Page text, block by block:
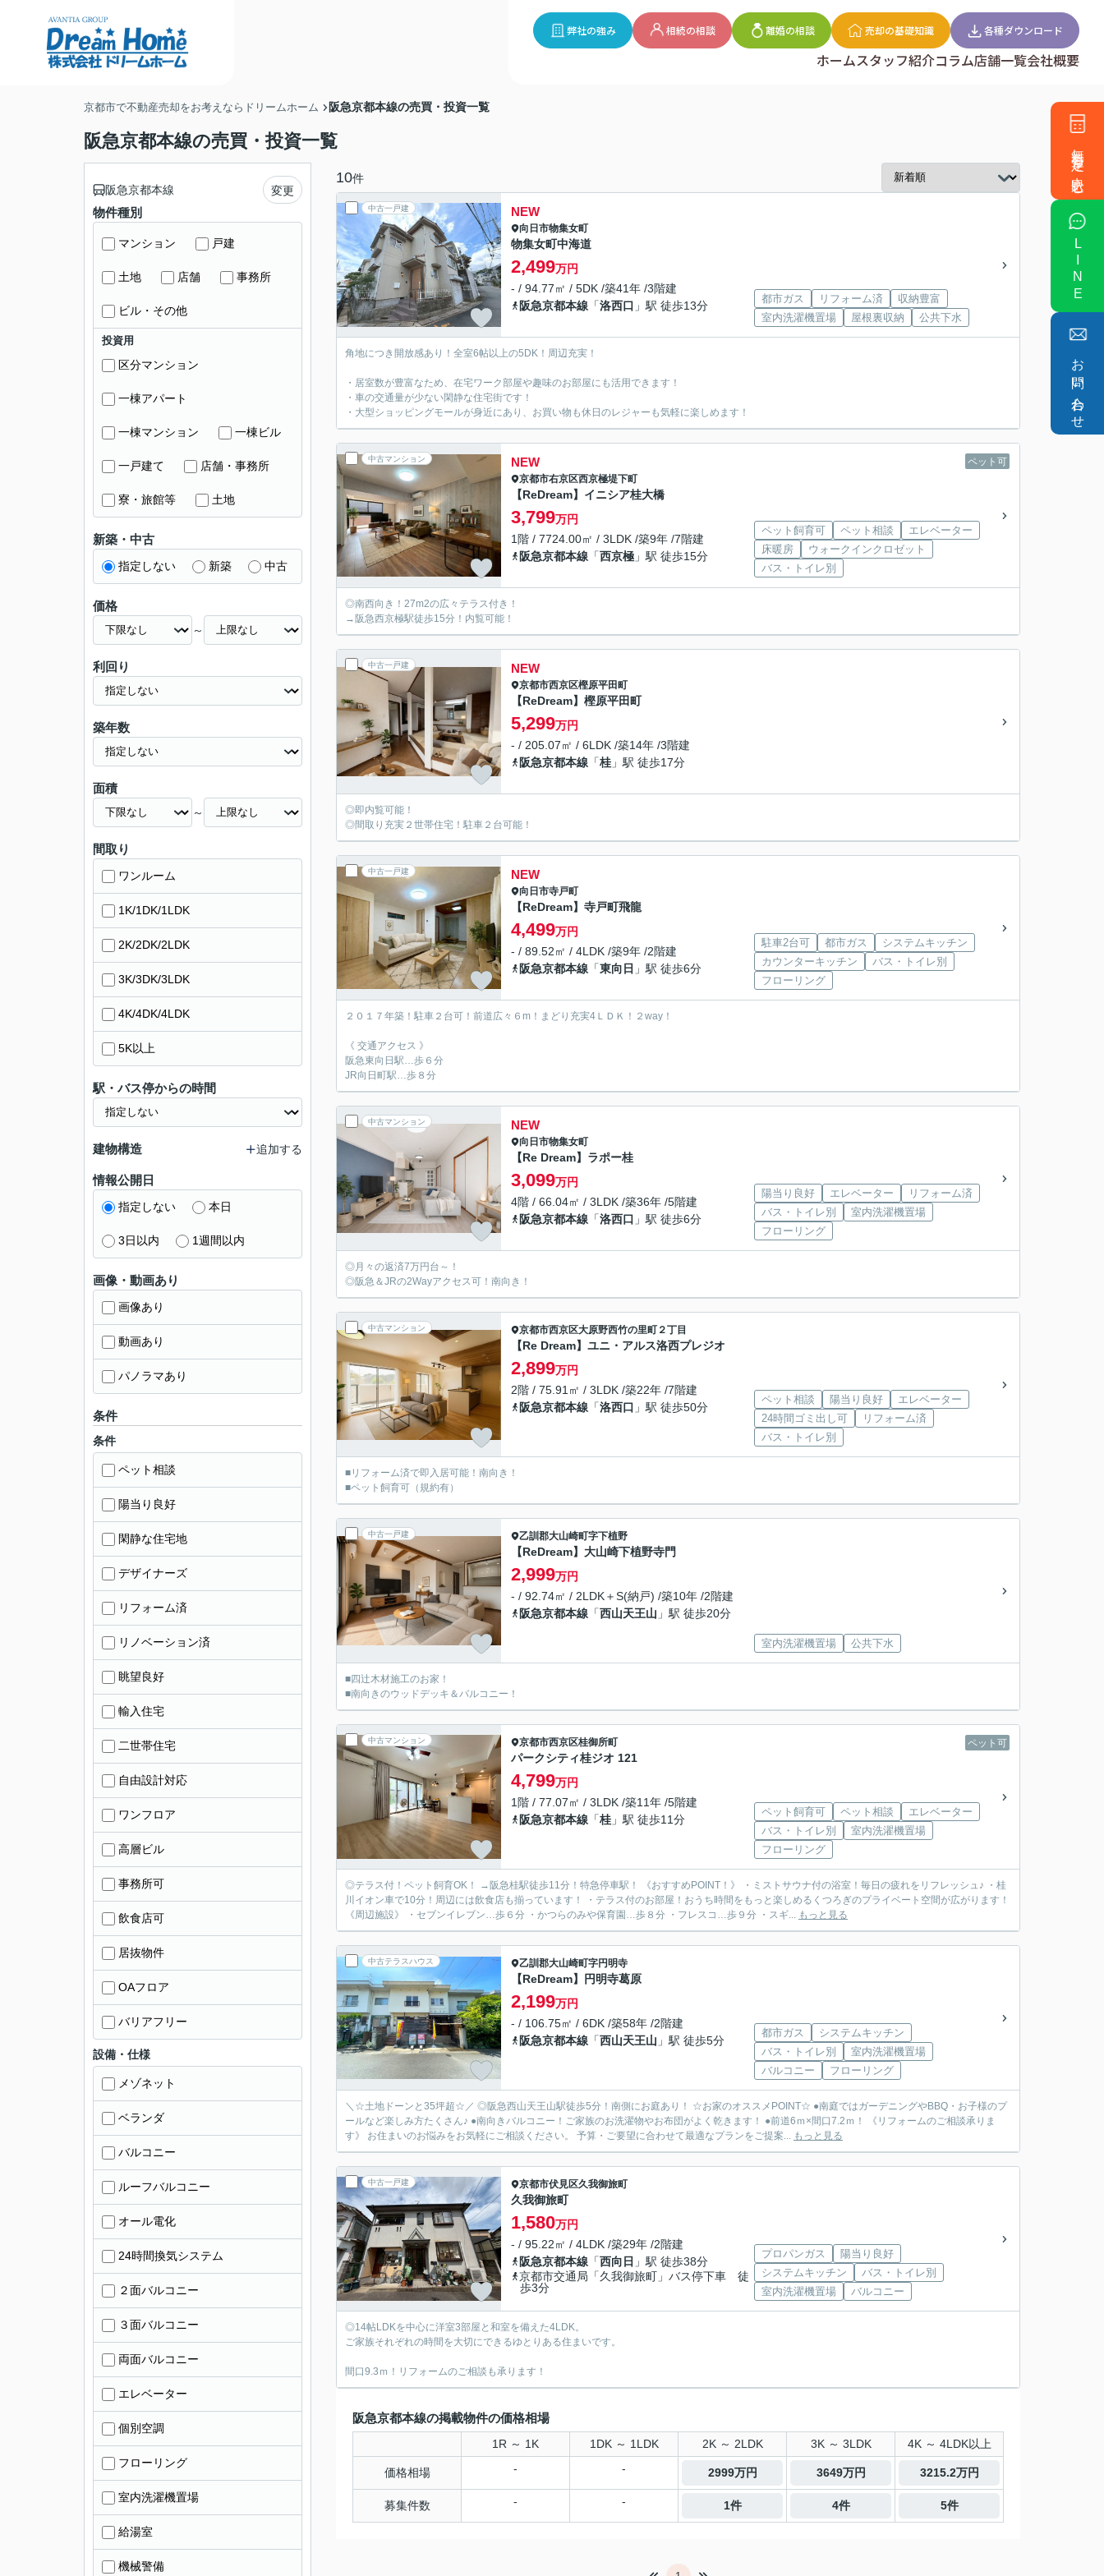
弊社の強み 相続の相談 離婚の相談 売却の基礎知識 各種ダウンロード
ホームスタッフ紹介コラム店舗一覧会社概要
京都市で不動産売却をお考えならドリームホーム 阪急京都本線の売買・投資一覧
阪急京都本線の売買・投資一覧
10件
中古一戸建 NEW
向日市物集女町
物集女町中海道
2,499万円
- / 94.77㎡ / 5DK /築41年 /3階建
阪急京都本線 「洛西口 」駅 徒歩13分
都市ガス リフォーム済
収納豊富
室内洗濯機置場
屋根裏収納 公共下水
角地につき開放感あり！全室6帖以上の5DK！周辺充実！
・居室数が豊富なため、在宅ワーク部屋や趣味のお部屋にも活用できます！
・車の交通量が少ない閑静な住宅街です！
・大型ショッピングモールが身近にあり、お買い物も休日のレジャーも気軽に楽しめます！
中古マンション ペット可
NEW
京都市右京区西京極堤下町
【ReDream】イニシア桂大橋
3,799万円
1階 / 7724.00㎡ / 3LDK /築9年 /7階建
阪急京都本線 「西京極 」駅 徒歩15分
ペット飼育可 ペット相談
エレベーター
床暖房
ウォークインクロゼット
バス・トイレ別
◎南西向き！27m2の広々テラス付き！
→阪急西京極駅徒歩15分！内覧可能！
中古一戸建 NEW
京都市西京区樫原平田町
【ReDream】樫原平田町
5,299万円
- / 205.07㎡ / 6LDK /築14年 /3階建
阪急京都本線 「桂 」駅 徒歩17分
◎即内覧可能！
◎間取り充実２世帯住宅！駐車２台可能！
中古一戸建 NEW
向日市寺戸町
【ReDream】寺戸町飛龍
4,499万円
- / 89.52㎡ / 4LDK /築9年 /2階建
阪急京都本線 「東向日 」駅 徒歩6分
駐車2台可 都市ガス
システムキッチン
カウンターキッチン
バス・トイレ別
フローリング
２０１７年築！駐車２台可！前道広々６m！まどり充実4ＬＤＫ！２way！
《 交通アクセス 》
阪急東向日駅…歩６分
JR向日町駅…歩８分
中古マンション NEW
向日市物集女町
【Re Dream】ラポー桂
3,099万円
4階 / 66.04㎡ / 3LDK /築36年 /5階建
阪急京都本線 「洛西口 」駅 徒歩6分
陽当り良好 エレベーター
リフォーム済
バス・トイレ別
室内洗濯機置場
フローリング
◎月々の返済7万円台～！
◎阪急＆JRの2Wayアクセス可！南向き！
中古マンション 京都市西京区大原野西竹の里町２丁目
【Re Dream】ユニ・アルス洛西プレジオ
2,899万円
2階 / 75.91㎡ / 3LDK /築22年 /7階建
阪急京都本線 「洛西口 」駅 徒歩50分
ペット相談 陽当り良好
エレベーター
24時間ゴミ出し可
リフォーム済
バス・トイレ別
■リフォーム済で即入居可能！南向き！
■ペット飼育可（規約有）
中古一戸建 乙訓郡大山崎町字下植野
【ReDream】大山崎下植野寺門
2,999万円
- / 92.74㎡ / 2LDK＋S(納戸) /築10年 /2階建
阪急京都本線 「西山天王山 」駅 徒歩20分
室内洗濯機置場 公共下水
■四辻木材施工のお家！
■南向きのウッドデッキ＆バルコニー！
中古マンション ペット可
京都市西京区桂御所町
パークシティ桂ジオ 121
4,799万円
1階 / 77.07㎡ / 3LDK /築11年 /5階建
阪急京都本線 「桂 」駅 徒歩11分
ペット飼育可 ペット相談
エレベーター
バス・トイレ別
室内洗濯機置場
フローリング
◎テラス付！ペット飼育OK！ →阪急桂駅徒歩11分！特急停車駅！ 《おすすめPOINT！》 ・ミストサウナ付の浴室！毎日の疲れをリフレッシュ♪ ・桂
川イオン車で10分！周辺には飲食店も揃っています！ ・テラス付のお部屋！おうち時間をもっと楽しめるくつろぎのプライベート空間が広がります！
《周辺施設》 ・セブンイレブン…歩６分 ・かつらのみや保育園…歩８分 ・フレスコ…歩９分 ・スギ... もっと見る
中古テラスハウス 乙訓郡大山崎町字円明寺
【ReDream】円明寺葛原
2,199万円
- / 106.75㎡ / 6DK /築58年 /2階建
阪急京都本線 「西山天王山 」駅 徒歩5分
都市ガス
システムキッチン
バス・トイレ別
室内洗濯機置場
バルコニー
フローリング
＼☆土地ドーンと35坪超☆／ ◎阪急西山天王山駅徒歩5分！南側にお庭あり！ ☆お家のオススメPOINT☆ ●南庭ではガーデニングやBBQ・お子様のプ
ールなど楽しみ方たくさん♪ ●南向きバルコニー！ご家族のお洗濯物やお布団がよく乾きます！ ●前道6ｍ×間口7.2ｍ！ 《リフォームのご相談承りま
す》 お住まいのお悩みをお気軽にご相談ください。 予算・ご要望に合わせて最適なプランをご提案... もっと見る
中古一戸建 京都市伏見区久我御旅町
久我御旅町
1,580万円
- / 95.22㎡ / 4LDK /築29年 /2階建
阪急京都本線 「西向日 」駅 徒歩38分
京都市交通局「久我御旅町」バス停下車 徒
歩3分
プロパンガス
陽当り良好
システムキッチン
バス・トイレ別
室内洗濯機置場
バルコニー
◎14帖LDKを中心に洋室3部屋と和室を備えた4LDK。
ご家族それぞれの時間を大切にできるゆとりある住まいです。
間口9.3ｍ！リフォームのご相談も承ります！
阪急京都本線の掲載物件の価格相場
1R ～ 1K 1DK ～ 1LDK 2K ～ 2LDK 3K ～ 3LDK 4K ～ 4LDK以上
価格相場 - - 2999万円 3649万円 3215.2万円
募集件数 - - 1件 4件 5件
阪急京都本線 変更
物件種別
マンション 戸建
土地 店舗 事務所
ビル・その他
投資用
区分マンション
一棟アパート
一棟マンション 一棟ビル
一戸建て 店舗・事務所
寮・旅館等 土地
新築・中古
指定しない 新築 中古
価格
～
利回り
築年数
面積
～
間取り
ワンルーム
1K/1DK/1LDK
2K/2DK/2LDK
3K/3DK/3LDK
4K/4DK/4LDK
5K以上
駅・バス停からの時間
建物構造 追加する
情報公開日
指定しない 本日
3日以内 1週間以内
画像・動画あり
画像あり
動画あり
パノラマあり
条件
条件
ペット相談
陽当り良好
閑静な住宅地
デザイナーズ
リフォーム済
リノベーション済
眺望良好
輸入住宅
二世帯住宅
自由設計対応
ワンフロア
高層ビル
事務所可
飲食店可
居抜物件
OAフロア
バリアフリー
設備・仕様
メゾネット
ベランダ
バルコニー
ルーフバルコニー
オール電化
24時間換気システム
２面バルコニー
３面バルコニー
両面バルコニー
エレベーター
個別空調
フローリング
室内洗濯機置場
給湯室
機械警備
無料査定を申込む
LINE
お問い合わせ